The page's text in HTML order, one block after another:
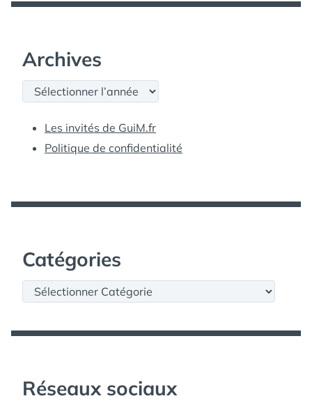
Archives
Archives
Les invités de GuiM.fr
Politique de confidentialité
Catégories
Catégories
Réseaux sociaux